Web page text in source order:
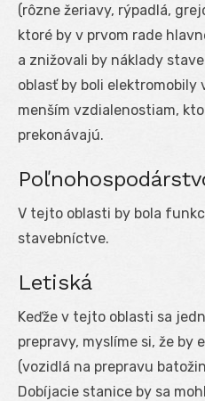
(rôzne žeriavy, rýpadlá,
ktoré by v prvom rade
a znižovali by náklady
oblasť by boli elektromobily
menším vzdialenostiam,
prekonávajú.
V tejto oblasti by bola
stavebníctve.
Letiská
Keďže v tejto oblasti sa
prepravy, myslíme si, že by
(vozidlá na prepravu
Dobíjacie stanice by sa